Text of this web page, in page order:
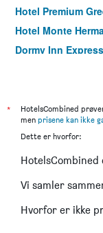
Hotel Premium
Hotel Monte
Dormy Inn
APA Villa Hotel
Sendai Hills Hotel
Hotel Green Line
Hotel New Mitoya
Hotel Green City
*
HotelsCombined
men prisene kan ikke
Dette er hvorfor:
Vi samler
Hvorfor er ikke